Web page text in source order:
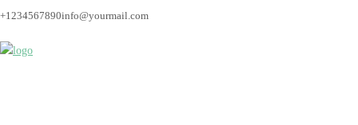
+1234567890info@yourmail.com